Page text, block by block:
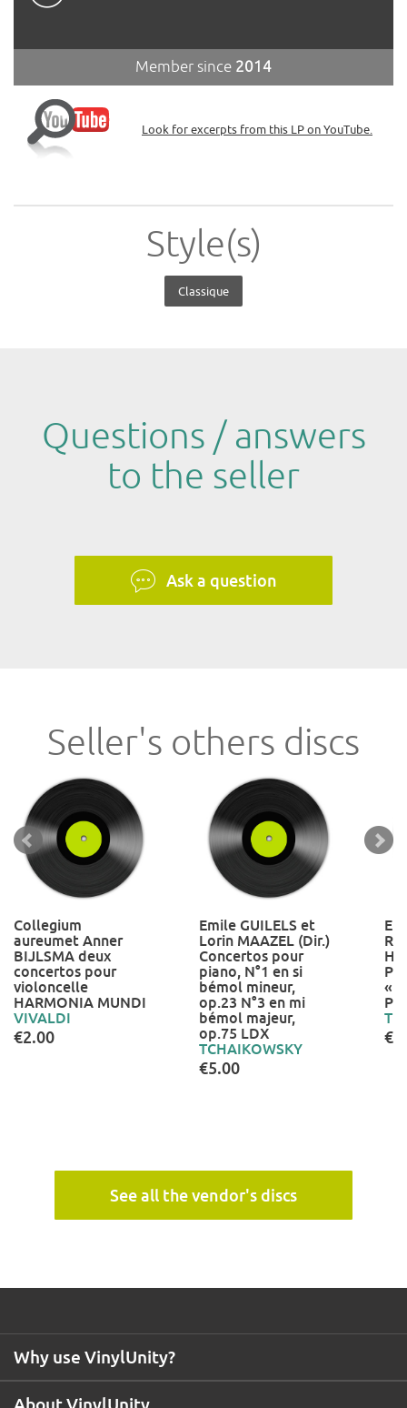
Member since 2014
Look for excerpts from this LP on YouTube.
Style(s)
Classique
Questions / answers
to the seller
Ask a question
Seller's others discs
Collegium
aureumet Anner
BIJLSMA deux
concertos pour
violoncelle
HARMONIA MUNDI
VIVALDI
€2.00
Emile GUILELS et
Lorin MAAZEL (Dir.)
Concertos pour
piano, N°1 en si
bémol mineur,
op.23 N°3 en mi
bémol majeur,
op.75 LDX
TCHAIKOWSKY
€5.00
«
See all the vendor's discs
Why use VinylUnity?